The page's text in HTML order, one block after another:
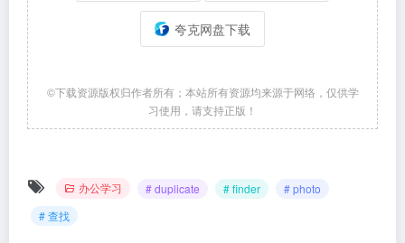
夸克网盘下载
©下载资源版权归作者所有；本站所有资源均来源于网络，仅供学
习使用，请支持正版！
办公学习 # duplicate # finder
# photo
# 查找